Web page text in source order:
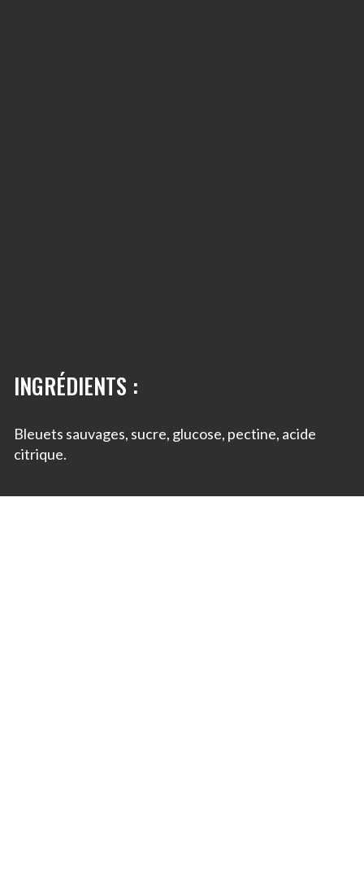
INGRÉDIENTS :
Bleuets sauvages, sucre, glucose, pectine, acide
citrique.